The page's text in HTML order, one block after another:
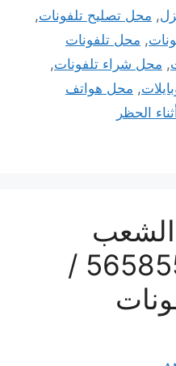
, محل تصليح تلفونات,
, محل تلفونات
, محل شراء تلفونات,
, محل هواتف
الحظر
السكنية / 56585547 /